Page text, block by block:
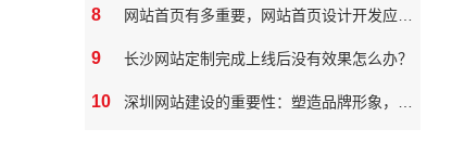
8
9 长沙网站定制完成上线后没有效果怎么办？
10